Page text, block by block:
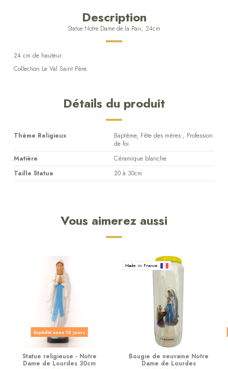
Description
Statue Notre Dame de la Paix, 24cm
24 cm de hauteur.
Collection Le Val Saint Père.
Détails du produit
Thème Religieux
Baptême, Fête des mères , Profession
de foi
Matière
Céramique blanche
Taille Statue
20 à 30cm
Vous aimerez aussi
Expédié sous 10 jours
Statue religieuse - Notre
Dame de Lourdes 30cm
Made in France
Bougie de neuvaine Notre
Dame de Lourdes